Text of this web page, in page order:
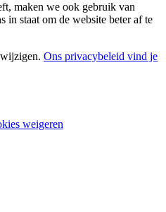
maken we ook gebruik van
in staat om de website beter af te
Ons privacybeleid vind je
weigeren